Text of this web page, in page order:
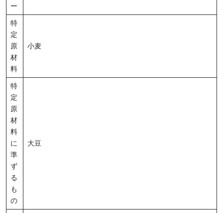
ー
特
定
原
材
料
小麦
特
定
原
材
料
に
準
ず
る
も
の
大豆